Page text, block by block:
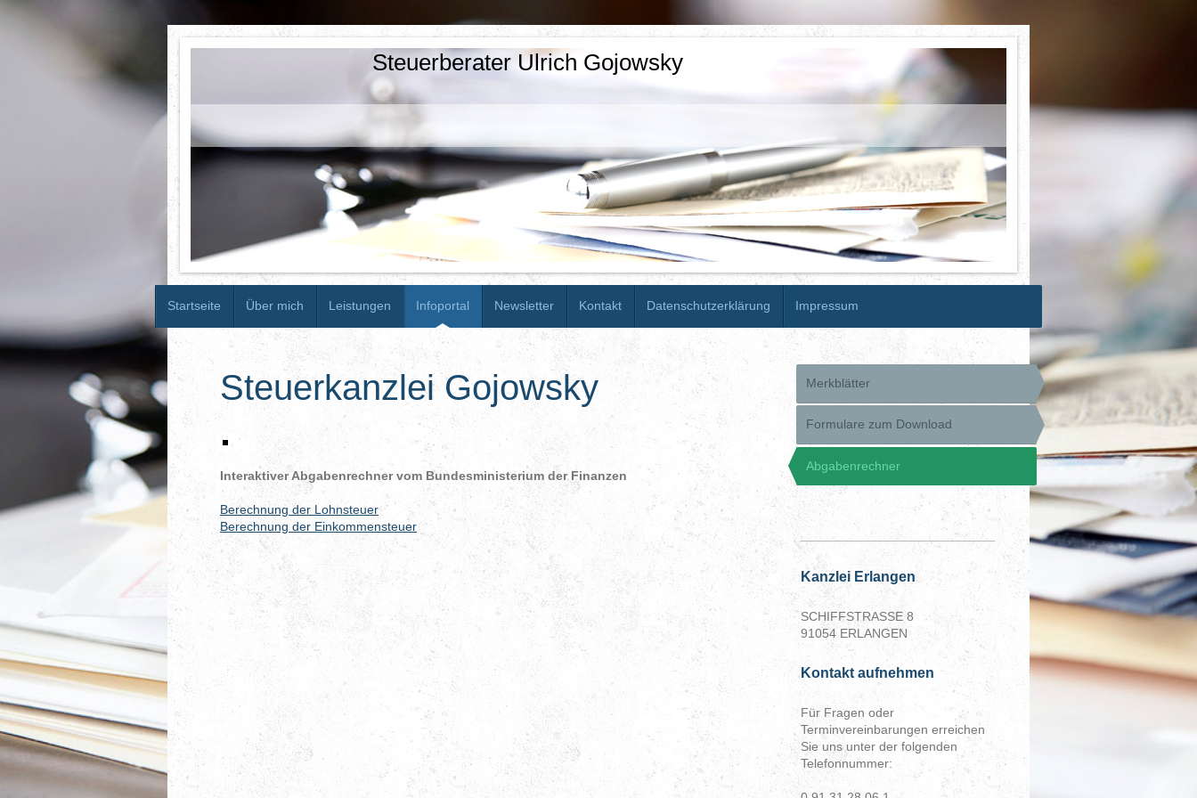
Steuerberater Ulrich Gojowsky
Startseite Über mich Leistungen Infoportal Newsletter Kontakt Datenschutzerklärung Impressum
Steuerkanzlei Gojowsky
Interaktiver Abgabenrechner vom Bundesministerium der Finanzen
Berechnung der Lohnsteuer
Berechnung der Einkommensteuer
Merkblätter
Formulare zum Download
Abgabenrechner
Kanzlei Erlangen
SCHIFFSTRASSE 8
91054 ERLANGEN
Kontakt aufnehmen
Für Fragen oder
Terminvereinbarungen erreichen
Sie uns unter der folgenden
Telefonnummer: